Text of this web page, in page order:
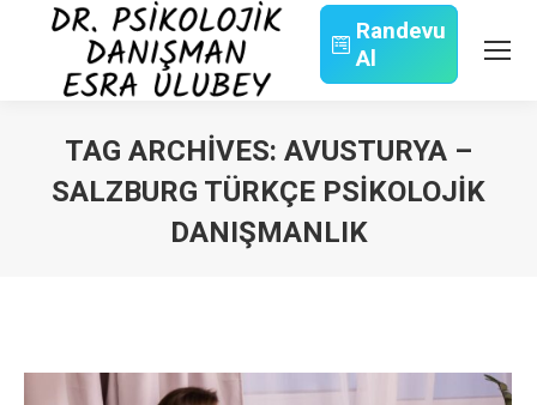
Randevu
Al
TAG ARCHIVES: AVUSTURYA –
SALZBURG TÜRKÇE PSIKOLOJIK
DANIŞMANLIK